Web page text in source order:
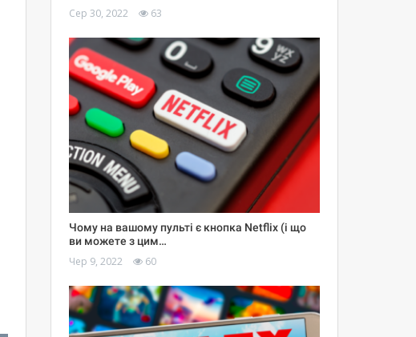
Сер 30, 2022 63
Чому на вашому пульті є кнопка Netflix (і що
ви можете з цим…
Чер 9, 2022 60